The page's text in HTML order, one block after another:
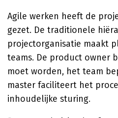
Agile werken heeft de
gezet. De traditionele
projectorganisatie maakt
teams. De product owner
moet worden, het team
master faciliteert het
inhoudelijke sturing.